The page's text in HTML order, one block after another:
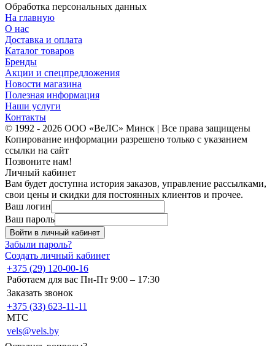
Обработка персональных данных
На главную
О нас
Доставка и оплата
Каталог товаров
Бренды
Акции и спецпредложения
Новости магазина
Полезная информация
Наши услуги
Контакты
© 1992 - 2026 ООО «ВеЛС» Минск | Все права защищены
Копирование информации разрешено только с указанием
ссылки на сайт
Позвоните нам!
Личный кабинет
Вам будет доступна история заказов, управление рассылками,
свои цены и скидки для постоянных клиентов и прочее.
Ваш логин
Ваш пароль
Войти в личный кабинет
Забыли пароль?
Создать личный кабинет
+375 (29) 120-00-16
Работаем для вас Пн-Пт 9:00 – 17:30
Заказать звонок
+375 (33) 623-11-11
MTC
vels@vels.by